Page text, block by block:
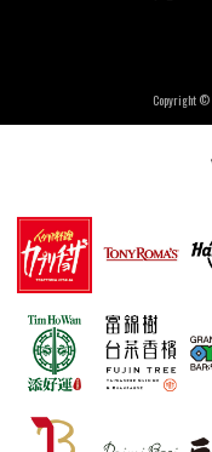
Copyright ©